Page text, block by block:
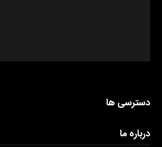
دسترسی ها
درباره ما